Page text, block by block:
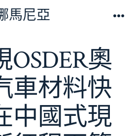
馬尼亞
OSDER奧
車材料快
中國式現